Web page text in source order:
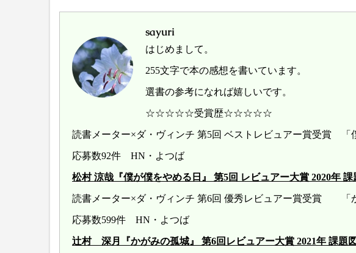
sayuri
はじめまして。
255文字で本の感想を書いています。
選書の参考になれば嬉しいです。
☆☆☆☆☆受賞歴☆☆☆☆☆
読書メーター×ダ・ヴィンチ 第5回 ベストレビュアー賞受賞 「
応募数92件 HN・よつば
松村 涼哉『僕が僕をやめる日』 第5回 レビュアー大賞 2020年
読書メーター×ダ・ヴィンチ 第6回 優秀レビュアー賞受賞 「
応募数599件 HN・よつば
辻村 深月『かがみの孤城』 第6回レビュアー大賞 2021年 課題